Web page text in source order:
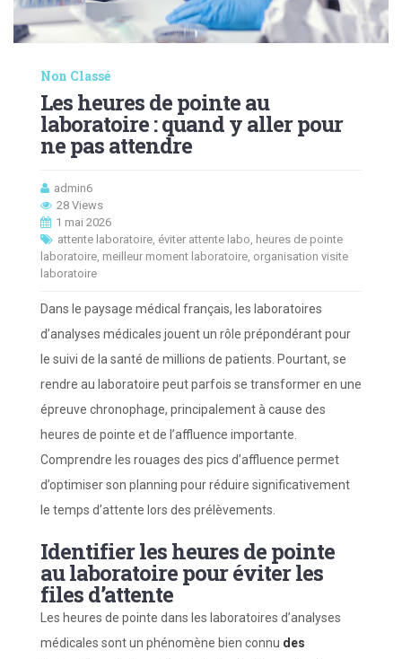
Non Classé
Les heures de pointe au
laboratoire : quand y aller pour
ne pas attendre
admin6
28 Views
1 mai 2026
attente laboratoire, éviter attente labo, heures de pointe
laboratoire, meilleur moment laboratoire, organisation visite
laboratoire
Dans le paysage médical français, les laboratoires
d’analyses médicales jouent un rôle prépondérant pour
le suivi de la santé de millions de patients. Pourtant, se
rendre au laboratoire peut parfois se transformer en une
épreuve chronophage, principalement à cause des
heures de pointe et de l’affluence importante.
Comprendre les rouages des pics d’affluence permet
d’optimiser son planning pour réduire significativement
le temps d’attente lors des prélèvements.
Identifier les heures de pointe
au laboratoire pour éviter les
files d’attente
Les heures de pointe dans les laboratoires d’analyses
médicales sont un phénomène bien connu des